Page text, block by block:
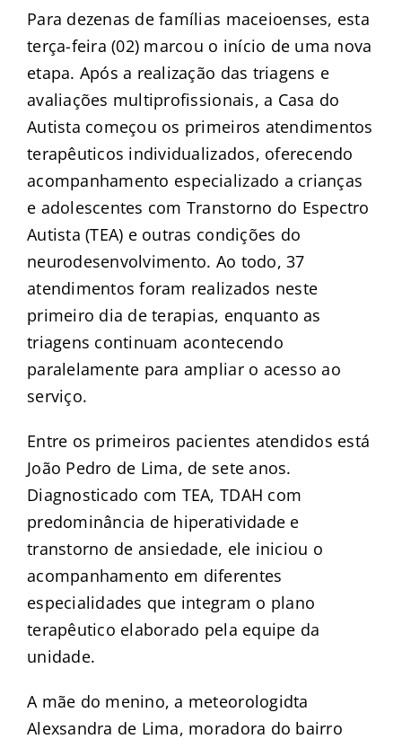
Para dezenas de famílias maceioenses, esta
terça-feira (02) marcou o início de uma nova
etapa. Após a realização das triagens e
avaliações multiprofissionais, a Casa do
Autista começou os primeiros atendimentos
terapêuticos individualizados, oferecendo
acompanhamento especializado a crianças
e adolescentes com Transtorno do Espectro
Autista (TEA) e outras condições do
neurodesenvolvimento. Ao todo, 37
atendimentos foram realizados neste
primeiro dia de terapias, enquanto as
triagens continuam acontecendo
paralelamente para ampliar o acesso ao
serviço.
Entre os primeiros pacientes atendidos está
João Pedro de Lima, de sete anos.
Diagnosticado com TEA, TDAH com
predominância de hiperatividade e
transtorno de ansiedade, ele iniciou o
acompanhamento em diferentes
especialidades que integram o plano
terapêutico elaborado pela equipe da
unidade.
A mãe do menino, a meteorologidta
Alexsandra de Lima, moradora do bairro